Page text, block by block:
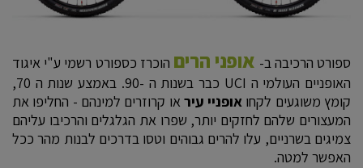
ספורט הרכיבה ב- אופני הרים הוכרז כספורט רשמי ע"י איגוד
האופניים העולמי ה UCI כבר בשנות ה -90. באמצע שנות ה 70,
קומץ משוגעים לקחו אופניי עיר או קרוזרים למינהם - החליפו את
המעצורים שלהם לחזקים יותר, שפרו את הגלגלים והרכיבו עליהם
צמיגים בשרניים, עלו להרים גבוהים וטסו בדרכים לבנות מהר ככל
האפשר למטה.